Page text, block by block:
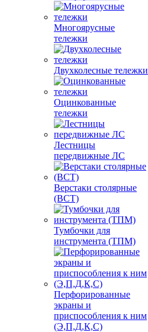
Многоярусные
тележки
Двухколесные тележки
Оцинкованные
тележки
Лестницы
передвижные ЛС
Верстаки столярные
(ВСТ)
Тумбочки для
инструмента (ТПМ)
Перфорированные
экраны и
приспособления к ним
(Э,П,Д,К,С)